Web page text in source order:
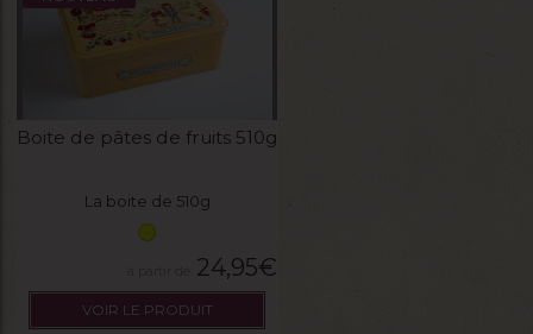
Boite de pâtes de fruits 510g
La boite de 510g
24,95€
VOIR LE PRODUIT